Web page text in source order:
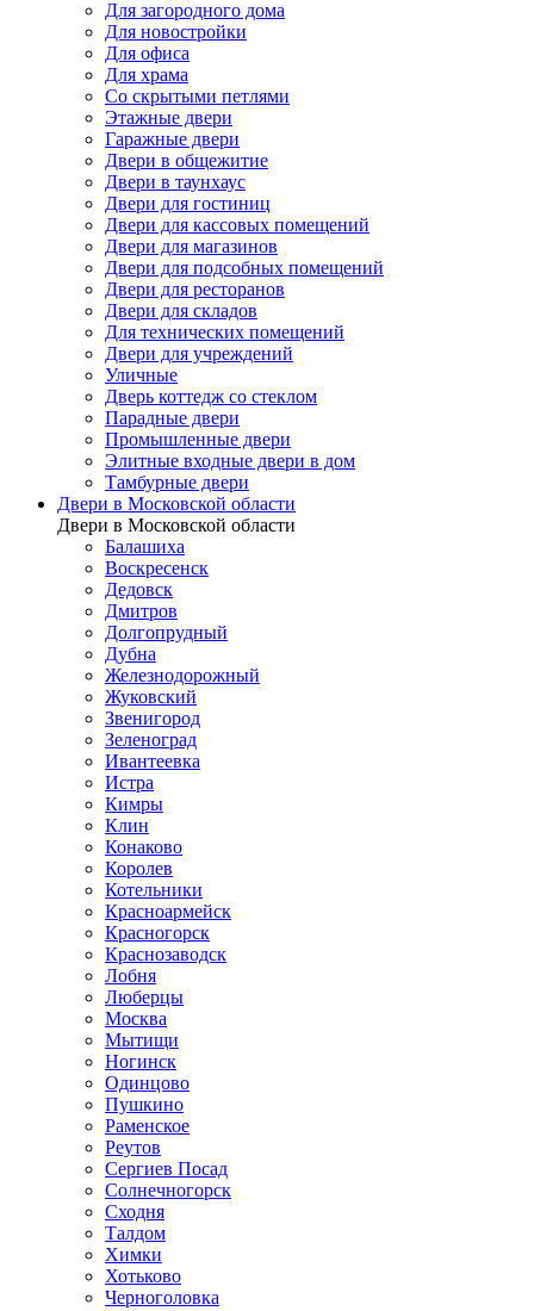
Для загородного дома
Для новостройки
Для офиса
Для храма
Со скрытыми петлями
Этажные двери
Гаражные двери
Двери в общежитие
Двери в таунхаус
Двери для гостиниц
Двери для кассовых помещений
Двери для магазинов
Двери для подсобных помещений
Двери для ресторанов
Двери для складов
Для технических помещений
Двери для учреждений
Уличные
Дверь коттедж со стеклом
Парадные двери
Промышленные двери
Элитные входные двери в дом
Тамбурные двери
Двери в Московской области
Двери в Московской области
Балашиха
Воскресенск
Дедовск
Дмитров
Долгопрудный
Дубна
Железнодорожный
Жуковский
Звенигород
Зеленоград
Ивантеевка
Истра
Кимры
Клин
Конаково
Королев
Котельники
Красноармейск
Красногорск
Краснозаводск
Лобня
Люберцы
Москва
Мытищи
Ногинск
Одинцово
Пушкино
Раменское
Реутов
Сергиев Посад
Солнечногорск
Сходня
Талдом
Химки
Хотьково
Черноголовка